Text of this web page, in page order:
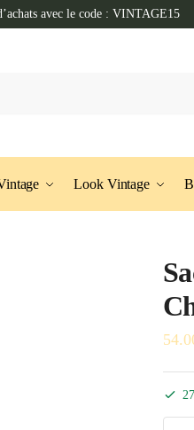
avec le code : VINTAGE15
Look Vintage